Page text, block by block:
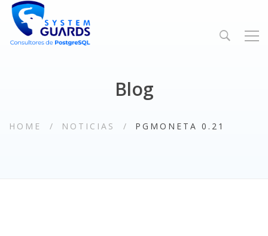
Blog
HOME NOTICIAS PGMONETA 0.21